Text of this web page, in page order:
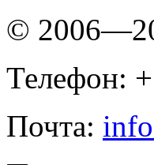
©
Телефон:
Почта: